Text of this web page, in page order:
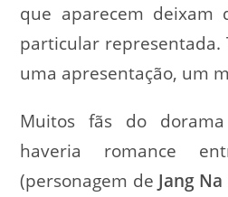
que aparecem deixam
particular representada.
uma apresentação, um
Muitos fãs do
haveria romance
(personagem de Jang Na